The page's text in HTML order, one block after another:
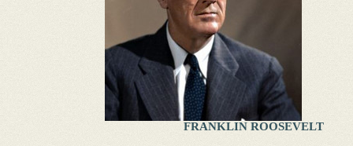
FRANKLIN ROOSEVELT